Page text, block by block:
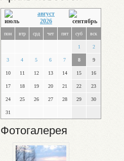
август
2026
пон втр срд чет пят суб вск
1 2
3 4 5 6 7 8 9
10 11 12 13 14 15 16
17 18 19 20 21 22 23
24 25 26 27 28 29 30
31
Фотогалерея